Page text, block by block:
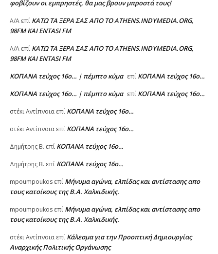
φοβίζουν οι εμπρηστές, θα μας βρουν μπροστά τους!
A/A επί ΚΑΤΩ ΤΑ ΞΕΡΑ ΣΑΣ ΑΠΟ ΤΟ ATHENS.INDYMEDIA.ORG,
98FM ΚΑΙ ENTASI FM
A/A επί ΚΑΤΩ ΤΑ ΞΕΡΑ ΣΑΣ ΑΠΟ ΤΟ ATHENS.INDYMEDIA.ORG,
98FM ΚΑΙ ENTASI FM
ΚΟΠΑΝΑ τεύχος 16ο… | πέμπτο κύμα επί ΚΟΠΑΝΑ τεύχος 16ο…
ΚΟΠΑΝΑ τεύχος 16ο… | πέμπτο κύμα επί ΚΟΠΑΝΑ τεύχος 16ο…
στέκι Αντίπνοια επί ΚΟΠΑΝΑ τεύχος 16ο…
στέκι Αντίπνοια επί ΚΟΠΑΝΑ τεύχος 16ο…
Δημήτρης Β. επί ΚΟΠΑΝΑ τεύχος 16ο…
Δημήτρης Β. επί ΚΟΠΑΝΑ τεύχος 16ο…
mpoumpoukos επί Μήνυμα αγώνα, ελπίδας και αντίστασης απο
τους κατοίκους της Β.Α. Χαλκιδικής.
mpoumpoukos επί Μήνυμα αγώνα, ελπίδας και αντίστασης απο
τους κατοίκους της Β.Α. Χαλκιδικής.
στέκι Αντίπνοια επί Κάλεσμα για την Προοπτική Δημιουργίας
Αναρχικής Πολιτικής Οργάνωσης